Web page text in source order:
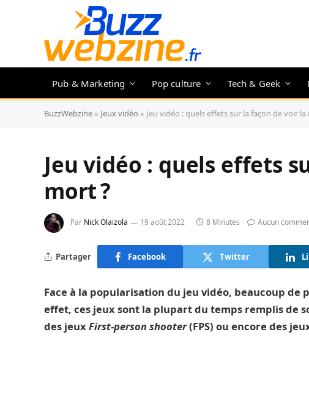
Pub & Marketing Pop culture Tech & Geek
BuzzWebzine » Jeux vidéo » Jeu vidéo : quels effets sur la façon de voir la
Jeu vidéo : quels effets
mort ?
Par Nick Olaizola 19 août 2022 8 Minutes Aucun
Partager Facebook Twitter
Face à la popularisation du jeu vidéo, beaucoup de
effet, ces jeux sont la plupart du temps remplis de
des jeuxFirst-person shooter(FPS) ou encore des